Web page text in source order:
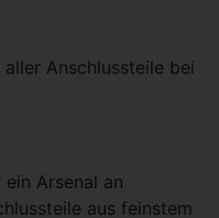
Anschlussteile bei
Arsenal an
aus feinstem